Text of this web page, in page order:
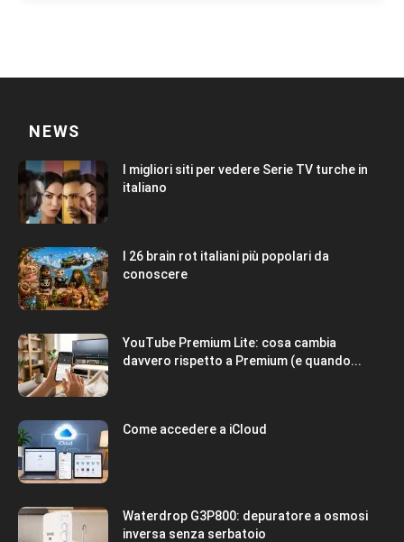
NEWS
I migliori siti per vedere Serie TV turche in
italiano
I 26 brain rot italiani più popolari da
conoscere
YouTube Premium Lite: cosa cambia
davvero rispetto a Premium (e quando...
Come accedere a iCloud
Waterdrop G3P800: depuratore a osmosi
inversa senza serbatoio